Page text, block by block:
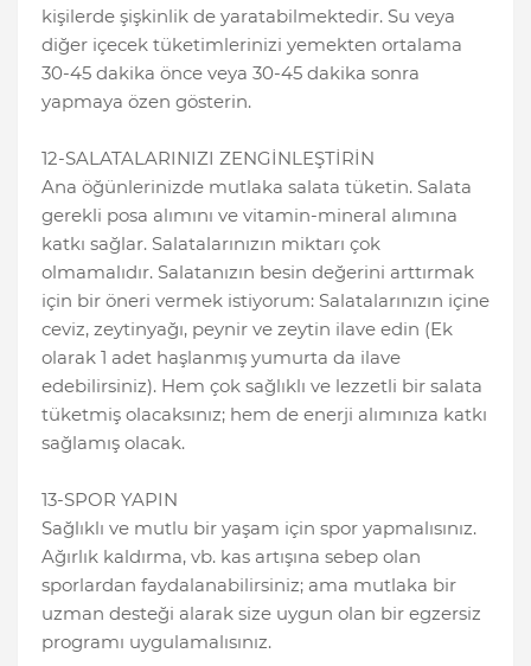
kişilerde şişkinlik de yaratabilmektedir. Su veya
diğer içecek tüketimlerinizi yemekten ortalama
30-45 dakika önce veya 30-45 dakika sonra
yapmaya özen gösterin.
12-SALATALARINIZI ZENGİNLEŞTİRİN
Ana öğünlerinizde mutlaka salata tüketin. Salata
gerekli posa alımını ve vitamin-mineral alımına
katkı sağlar. Salatalarınızın miktarı çok
olmamalıdır. Salatanızın besin değerini arttırmak
için bir öneri vermek istiyorum: Salatalarınızın içine
ceviz, zeytinyağı, peynir ve zeytin ilave edin (Ek
olarak 1 adet haşlanmış yumurta da ilave
edebilirsiniz). Hem çok sağlıklı ve lezzetli bir salata
tüketmiş olacaksınız; hem de enerji alımınıza katkı
sağlamış olacak.
13-SPOR YAPIN
Sağlıklı ve mutlu bir yaşam için spor yapmalısınız.
Ağırlık kaldırma, vb. kas artışına sebep olan
sporlardan faydalanabilirsiniz; ama mutlaka bir
uzman desteği alarak size uygun olan bir egzersiz
programı uygulamalısınız.